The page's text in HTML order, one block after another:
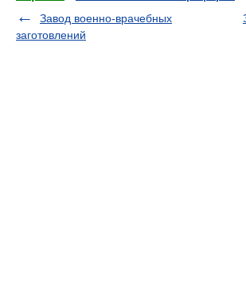
Завод военно-врачебных
заготовлений